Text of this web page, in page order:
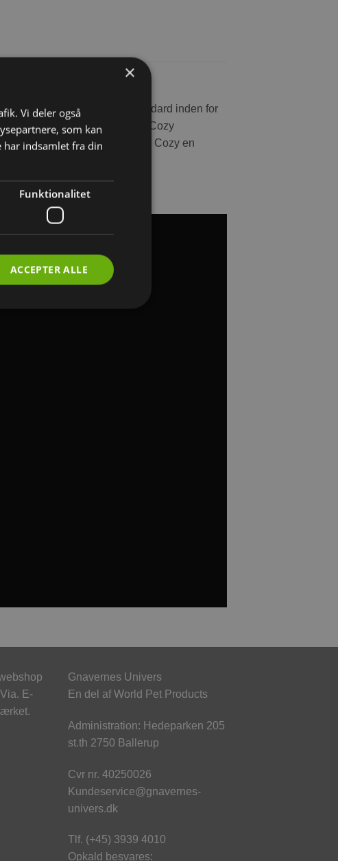
giver dig en helt ny standard inden for
eller rede, Kaytee Clean & Cozy
Derfor har Kaytee Clean & Cozy en
E-
Gnavernes Univers
En del af World Pet Products
Administration: Hedeparken 205
st.th 2750 Ballerup
Cvr nr. 40250026
Kundeservice@gnavernes-
univers.dk
Tlf. (+45) 3939 4010
Opkald besvares:
×
Vi deler også
som kan
har indsamlet fra din
Funktionalitet
ACCEPTER ALLE